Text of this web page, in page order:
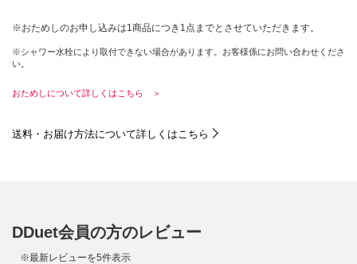
※おためしのお申し込みは1商品につき1点までとさせていただきます。
※シャワー水栓により取付できない場合があります。お客様係にお問い合わせくださ
い。
おためしについて詳しくはこちら ＞
送料・お届け方法について詳しくはこちら
DDuet会員の方のレビュー
※最新レビューを5件表示